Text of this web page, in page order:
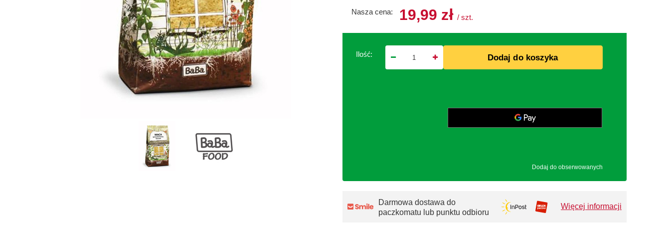
Nasza cena: 19,99 zł / szt.
Ilość: Dodaj do koszyka
Dodaj do obserwowanych
Darmowa dostawa do
paczkomatu lub punktu odbioru
Więcej informacji